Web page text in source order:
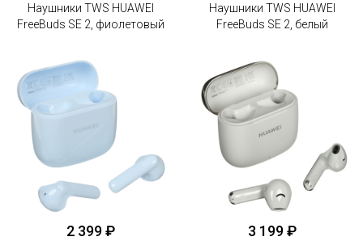
Наушники TWS HUAWEI
FreeBuds SE 2, фиолетовый
Наушники TWS HUAWEI
FreeBuds SE 2, белый
2 399 ₽ 3 199 ₽